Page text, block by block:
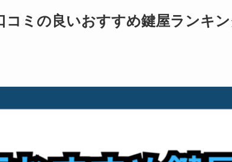
コミの良いおすすめ鍵屋ランキ